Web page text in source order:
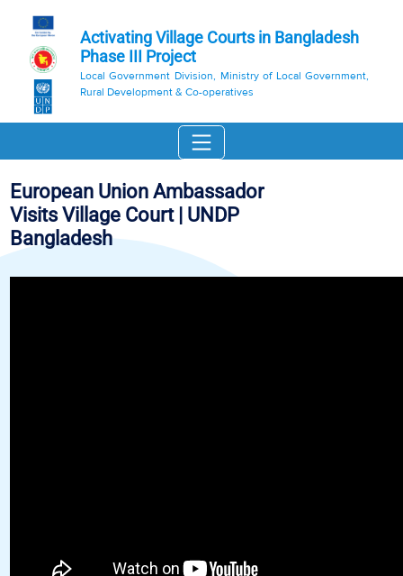
Activating Village Courts in Bangladesh
Phase III Project
Local Government Division, Ministry of Local Government,
Rural Development & Co-operatives
European Union Ambassador
Visits Village Court | UNDP
Bangladesh